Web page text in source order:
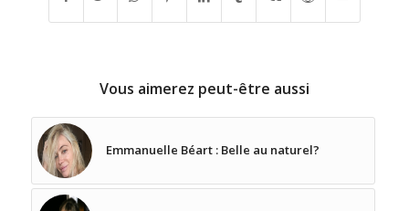
Vous aimerez peut-être aussi
Emmanuelle Béart : Belle au naturel?